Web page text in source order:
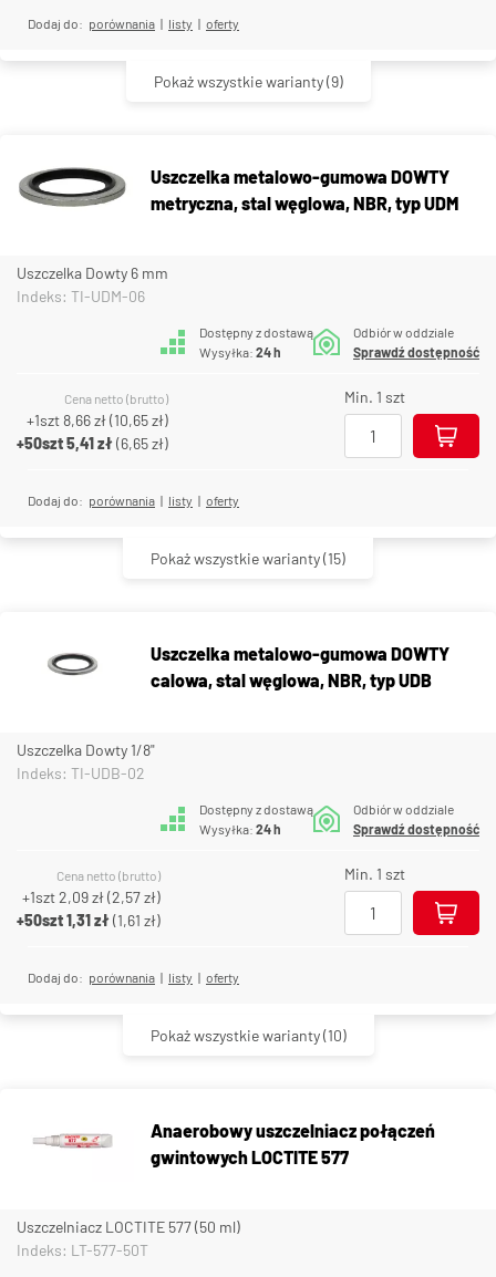
Dodaj do: porównania | listy | oferty
Pokaż wszystkie warianty(9)
Uszczelka metalowo-gumowa DOWTY
metryczna, stal węglowa, NBR, typ UDM
Uszczelka Dowty 6 mm
Indeks: TI-UDM-06
Dostępny z dostawą
Wysyłka: 24 h
Odbiór w oddziale
Sprawdź dostępność
Cena netto (brutto)
+1szt 8,66 zł(10,65 zł)
+50szt5,41 zł(6,65 zł)
Min. 1 szt
Dodaj do: porównania | listy | oferty
Pokaż wszystkie warianty(15)
Uszczelka metalowo-gumowa DOWTY
calowa, stal węglowa, NBR, typ UDB
Uszczelka Dowty 1/8"
Indeks: TI-UDB-02
Dostępny z dostawą
Wysyłka: 24 h
Odbiór w oddziale
Sprawdź dostępność
Cena netto (brutto)
+1szt2,09 zł(2,57 zł)
+50szt1,31 zł(1,61 zł)
Min. 1 szt
Dodaj do: porównania | listy | oferty
Pokaż wszystkie warianty(10)
Anaerobowy uszczelniacz połączeń
gwintowych LOCTITE 577
Uszczelniacz LOCTITE 577 (50 ml)
Indeks: LT-577-50T